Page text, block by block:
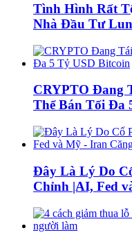
Tình Hình Rất
Nhà Đầu Tư
CRYPTO Đang
Thể Bán Tối Đa
Đây Là Lý Do
Chỉnh |AI, Fed